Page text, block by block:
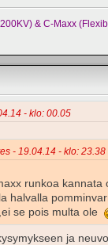
& C-Maxx
- klo: 00.05
- 19.04.14 - klo: 23.38
runkoa
halvalla
se pois multa ole
ja